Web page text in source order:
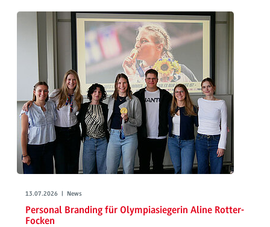
13.07.2026 | News
Personal Branding für Olympiasiegerin Aline Rotter-
Focken